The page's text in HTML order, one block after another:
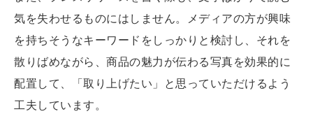
気を失わせるものにはしません。メディアの方が興味
を持ちそうなキーワードをしっかりと検討し、それを
散りばめながら、商品の魅力が伝わる写真を効果的に
配置して、「取り上げたい」と思っていただけるよう
工夫しています。